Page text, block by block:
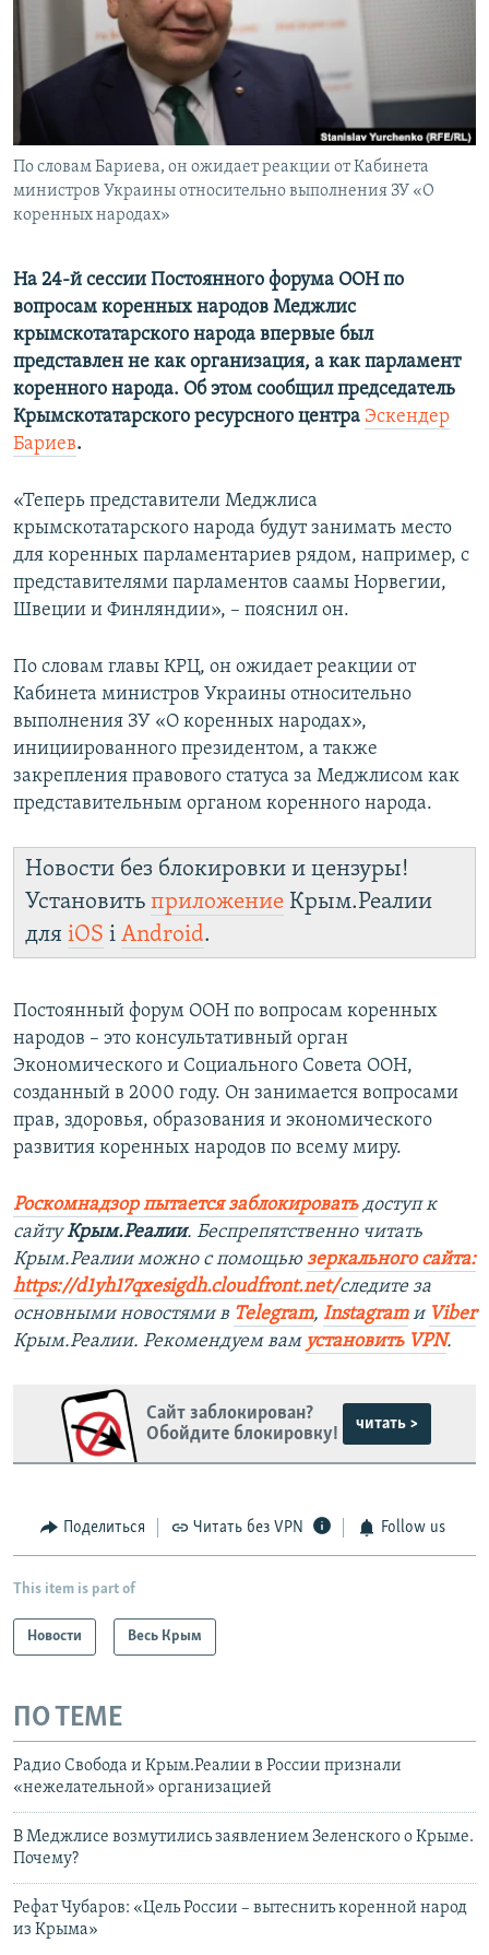
ПОБЕДИТЕЛЕЙ НЕ СУДЯТ?
КРЫМ.НЕПОКОРЕННЫЙ
УКРАИНСКАЯ ПРОБЛЕМА КРЫМА
ПРИСОЕДИНЯЙТЕСЬ!
Все сайты RFE/RL
По словам Бариева, он ожидает реакции от Кабинета
министров Украины относительно выполнения ЗУ «О
коренных народах»
На 24-й сессии Постоянного форума ООН по
вопросам коренных народов Меджлис
крымскотатарского народа впервые был
представлен не как организация, а как парламент
коренного народа. Об этом сообщил председатель
Крымскотатарского ресурсного центра Эскендер
Бариев.
«Теперь представители Меджлиса
крымскотатарского народа будут занимать место
для коренных парламентариев рядом, например, с
представителями парламентов саамы Норвегии,
Швеции и Финляндии», – пояснил он.
По словам главы КРЦ, он ожидает реакции от
Кабинета министров Украины относительно
выполнения ЗУ «О коренных народах»,
инициированного президентом, а также
закрепления правового статуса за Меджлисом как
представительным органом коренного народа.
Новости без блокировки и цензуры!
Установить приложение Крым.Реалии
для iOS і Android.
Постоянный форум ООН по вопросам коренных
народов – это консультативный орган
Экономического и Социального Совета ООН,
созданный в 2000 году. Он занимается вопросами
прав, здоровья, образования и экономического
развития коренных народов по всему миру.
Роскомнадзор пытается заблокироватьдоступ к
сайтуКрым.Реалии. Беспрепятственно читать
Крым.Реалии можно с помощью зеркального сайта:
https://d1yh17qxesigdh.cloudfront.net/следите за
основными новостями в Telegram, Instagramи Viber
Крым.Реалии. Рекомендуем вам установить VPN.
Сайт заблокирован?
Обойдите блокировку!
читать >
Поделиться Читать без VPN Follow us
This item is part of
Новости Весь Крым
ПО ТЕМЕ
Радио Свобода и Крым.Реалии в России признали
«нежелательной» организацией
В Меджлисе возмутились заявлением Зеленского о Крыме.
Почему?
Рефат Чубаров: «Цель России – вытеснить коренной народ
из Крыма»